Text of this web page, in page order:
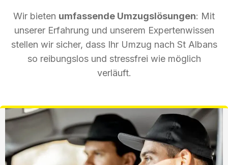
Wir bieten umfassende Umzugslösungen: Mit
unserer Erfahrung und unserem Expertenwissen
stellen wir sicher, dass Ihr Umzug nach St Albans
so reibungslos und stressfrei wie möglich
verläuft.